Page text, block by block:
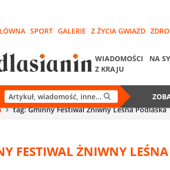
SPORT GALERIE Z ŻYCIA GWIAZD
WIADOMOŚCI NA
Z KRAJU
tag: Gminny Festiwal Żniwny Leśna Podlaska
FESTIWAL ŻNIWNY